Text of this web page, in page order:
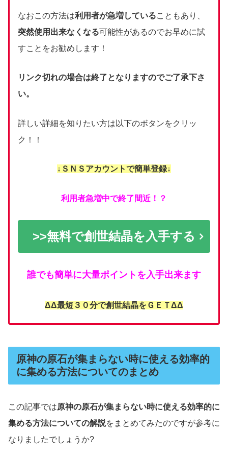
なおこの方法は利用者が急増していることもあり、
突然使用出来なくなる可能性があるのでお早めに試
すことをお勧めします！
リンク切れの場合は終了となりますのでご了承下さ
い。
詳しい詳細を知りたい方は以下のボタンをクリッ
ク！！
↓ＳＮＳアカウントで簡単登録↓
利用者急増中で終了間近！？
>>無料で創世結晶を入手する
誰でも簡単に大量ポイントを入手出来ます
ΔΔ最短３０分で創世結晶をＧＥＴΔΔ
原神の原石が集まらない時に使える効率的
に集める方法についてのまとめ
この記事では原神の原石が集まらない時に使える効率的に
集める方法についての解説をまとめてみたのですが参考に
なりましたでしょうか?